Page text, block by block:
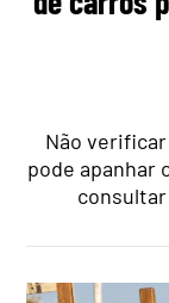
Não
pode apanhar